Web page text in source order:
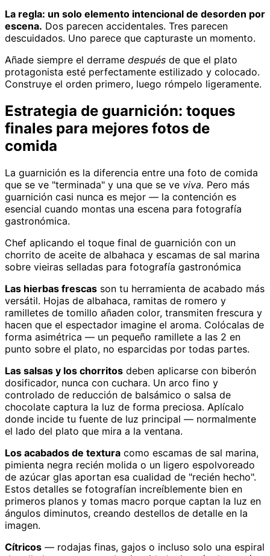
La regla: un solo elemento intencional de desorden por
escena. Dos parecen accidentales. Tres parecen
descuidados. Uno parece que capturaste un momento.
Añade siempre el derrame después de que el plato
protagonista esté perfectamente estilizado y colocado.
Construye el orden primero, luego rómpelo ligeramente.
Estrategia de guarnición: toques
finales para mejores fotos de
comida
La guarnición es la diferencia entre una foto de comida
que se ve "terminada" y una que se ve viva. Pero más
guarnición casi nunca es mejor — la contención es
esencial cuando montas una escena para fotografía
gastronómica.
Chef aplicando el toque final de guarnición con un
chorrito de aceite de albahaca y escamas de sal marina
sobre vieiras selladas para fotografía gastronómica
Las hierbas frescas son tu herramienta de acabado más
versátil. Hojas de albahaca, ramitas de romero y
ramilletes de tomillo añaden color, transmiten frescura y
hacen que el espectador imagine el aroma. Colócalas de
forma asimétrica — un pequeño ramillete a las 2 en
punto sobre el plato, no esparcidas por todas partes.
Las salsas y los chorritos deben aplicarse con biberón
dosificador, nunca con cuchara. Un arco fino y
controlado de reducción de balsámico o salsa de
chocolate captura la luz de forma preciosa. Aplícalo
donde incide tu fuente de luz principal — normalmente
el lado del plato que mira a la ventana.
Los acabados de textura como escamas de sal marina,
pimienta negra recién molida o un ligero espolvoreado
de azúcar glas aportan esa cualidad de "recién hecho".
Estos detalles se fotografían increíblemente bien en
primeros planos y tomas macro porque captan la luz en
ángulos diminutos, creando destellos de detalle en la
imagen.
Cítricos — rodajas finas, gajos o incluso solo una espiral